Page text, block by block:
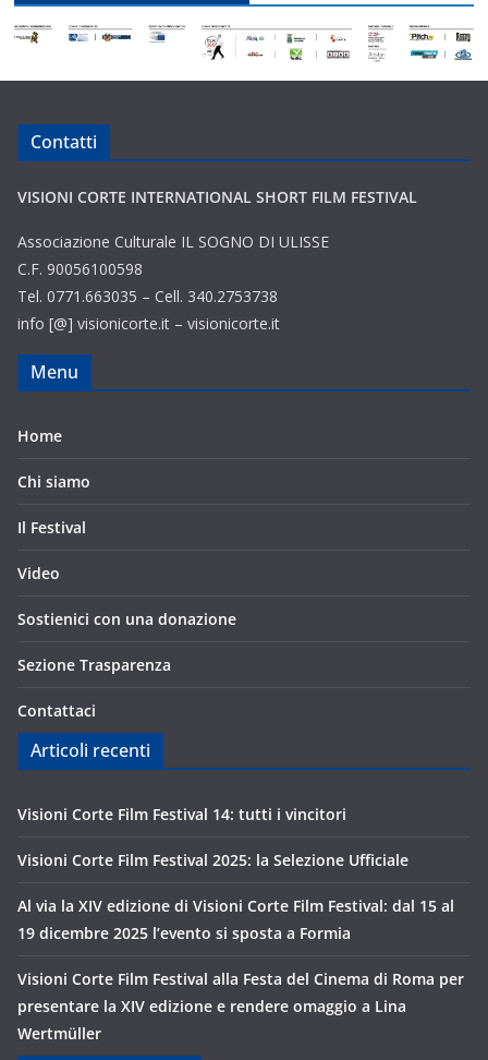
Contatti
VISIONI CORTE INTERNATIONAL SHORT FILM FESTIVAL
Associazione Culturale IL SOGNO DI ULISSE
C.F. 90056100598
Tel. 0771.663035 – Cell. 340.2753738
info [@] visionicorte.it – visionicorte.it
Menu
Home
Chi siamo
Il Festival
Video
Sostienici con una donazione
Sezione Trasparenza
Contattaci
Articoli recenti
Visioni Corte Film Festival 14: tutti i vincitori
Visioni Corte Film Festival 2025: la Selezione Ufficiale
Al via la XIV edizione di Visioni Corte Film Festival: dal 15 al
19 dicembre 2025 l’evento si sposta a Formia
Visioni Corte Film Festival alla Festa del Cinema di Roma per
presentare la XIV edizione e rendere omaggio a Lina
Wertmüller